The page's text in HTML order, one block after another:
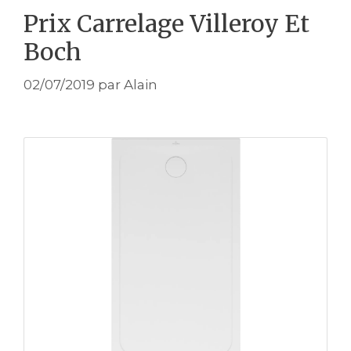
Prix Carrelage Villeroy Et
Boch
02/07/2019 par Alain